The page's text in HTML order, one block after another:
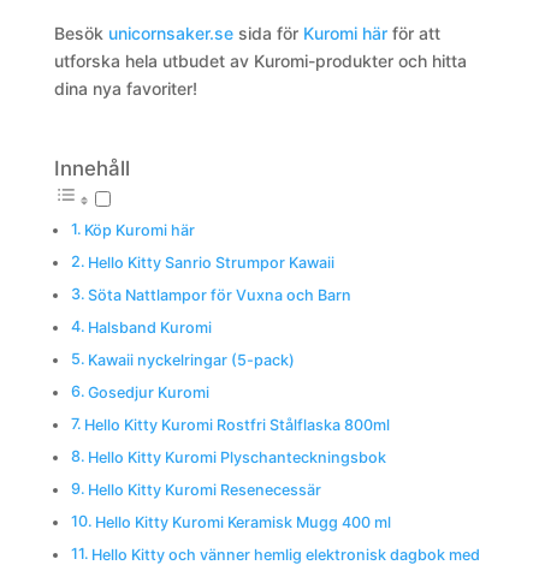
Besök unicornsaker.sesida för Kuromi härför att
utforska hela utbudet av Kuromi-produkter och hitta
dina nya favoriter!
Innehåll
Köp Kuromi här
Hello Kitty Sanrio Strumpor Kawaii
Söta Nattlampor för Vuxna och Barn
Halsband Kuromi
Kawaii nyckelringar (5-pack)
Gosedjur Kuromi
Hello Kitty Kuromi Rostfri Stålflaska 800ml
Hello Kitty Kuromi Plyschanteckningsbok
Hello Kitty Kuromi Resenecessär
Hello Kitty Kuromi Keramisk Mugg 400 ml
Hello Kitty och vänner hemlig elektronisk dagbok med